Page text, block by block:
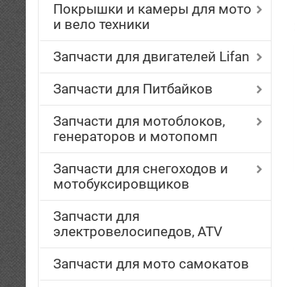
Покрышки и камеры для мото
и вело техники
Запчасти для двигателей Lifan
Запчасти для Питбайков
Запчасти для мотоблоков,
генераторов и мотопомп
Запчасти для снегоходов и
мотобуксировщиков
Запчасти для
электровелосипедов, ATV
Запчасти для мото самокатов